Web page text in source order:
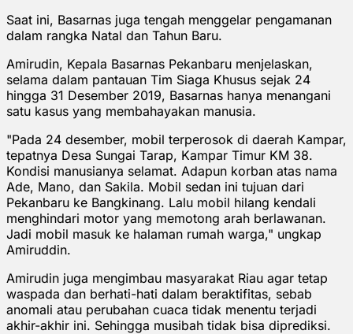
Saat ini, Basarnas juga tengah menggelar pengamanan
dalam rangka Natal dan Tahun Baru.
Amirudin, Kepala Basarnas Pekanbaru menjelaskan,
selama dalam pantauan Tim Siaga Khusus sejak 24
hingga 31 Desember 2019, Basarnas hanya menangani
satu kasus yang membahayakan manusia.
"Pada 24 desember, mobil terperosok di daerah Kampar,
tepatnya Desa Sungai Tarap, Kampar Timur KM 38.
Kondisi manusianya selamat. Adapun korban atas nama
Ade, Mano, dan Sakila. Mobil sedan ini tujuan dari
Pekanbaru ke Bangkinang. Lalu mobil hilang kendali
menghindari motor yang memotong arah berlawanan.
Jadi mobil masuk ke halaman rumah warga," ungkap
Amiruddin.
Amirudin juga mengimbau masyarakat Riau agar tetap
waspada dan berhati-hati dalam beraktifitas, sebab
anomali atau perubahan cuaca tidak menentu terjadi
akhir-akhir ini. Sehingga musibah tidak bisa diprediksi.